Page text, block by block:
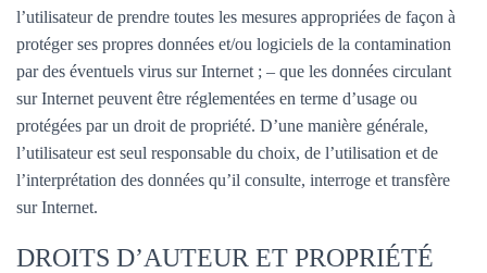
l’utilisateur de prendre toutes les mesures appropriées de façon à
protéger ses propres données et/ou logiciels de la contamination
par des éventuels virus sur Internet ; – que les données circulant
sur Internet peuvent être réglementées en terme d’usage ou
protégées par un droit de propriété. D’une manière générale,
l’utilisateur est seul responsable du choix, de l’utilisation et de
l’interprétation des données qu’il consulte, interroge et transfère
sur Internet.
DROITS D’AUTEUR ET PROPRIÉTÉ